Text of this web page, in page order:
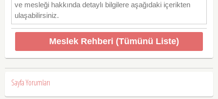
ve mesleği hakkında detaylı bilgilere aşağıdaki içerikten
ulaşabilirsiniz.
Meslek Rehberi (Tümünü Liste)
Sayfa Yorumları